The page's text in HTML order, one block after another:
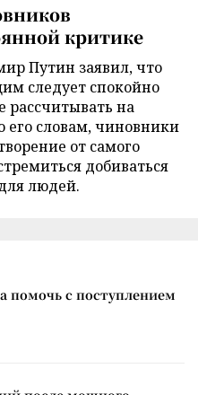
критике
Путин заявил, что
следует спокойно
рассчитывать на
его словам, чиновники
от самого
добиваться
людей.
помочь с поступлением